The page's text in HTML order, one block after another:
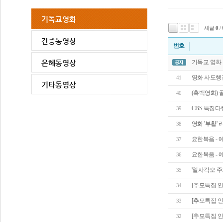
새글0 /
번호
기독교 영화
41 영화 사도행
40 (흑백영화)
39 CBS 특집
38 영화 '부활'
37 요한복음 -
36 요한복음 -
35 '일사각오
34 [추모특집
33 [추모특집
32 [추모특집